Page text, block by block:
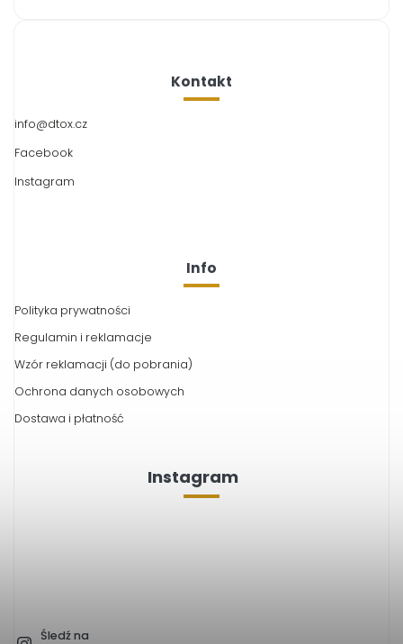
Kontakt
info@dtox.cz
Facebook
Instagram
Info
Polityka prywatności
Regulamin i reklamacje
Wzór reklamacji (do pobrania)
Ochrona danych osobowych
Dostawa i płatność
Instagram
Śledź na